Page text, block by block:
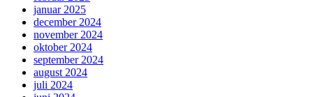
januar 2025
december 2024
november 2024
oktober 2024
september 2024
august 2024
juli 2024